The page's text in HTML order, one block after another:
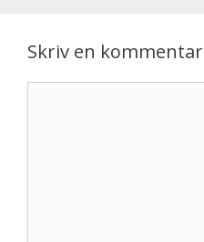
Skriv en kommentar